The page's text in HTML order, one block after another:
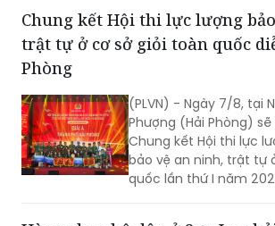
trào “Vì nạn nhân
Chung kết Hội thi lực lượng
trật tự ở cơ sở giỏi toàn quốc
Phòng
(PLVN) - Ngày 7/8, tại
Phượng (Hải Phòng)
Chung kết Hội thi lực
bảo vệ an ninh, trật tự
quốc lần thứ I năm